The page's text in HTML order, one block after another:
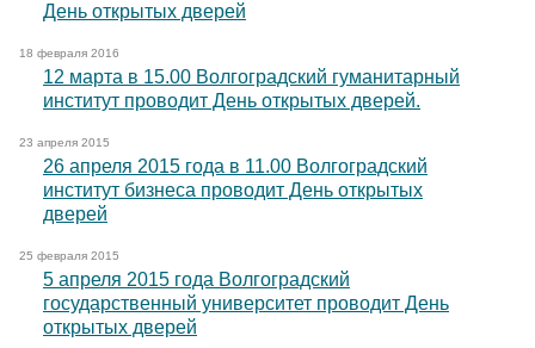
День открытых дверей
18 февраля 2016
12 марта в 15.00 Волгоградский гуманитарный
институт проводит День открытых дверей.
23 апреля 2015
26 апреля 2015 года в 11.00 Волгоградский
институт бизнеса проводит День открытых
дверей
25 февраля 2015
5 апреля 2015 года Волгоградский
государственный университет проводит День
открытых дверей